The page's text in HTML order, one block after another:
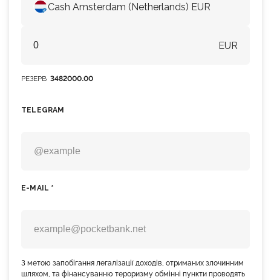
Cash Amsterdam (Netherlands) EUR
EUR
РЕЗЕРВ 3482000.00
TELEGRAM
E-MAIL *
З метою запобігання легалізації доходів, отриманих злочинним
шляхом, та фінансуванню тероризму обмінні пункти проводять